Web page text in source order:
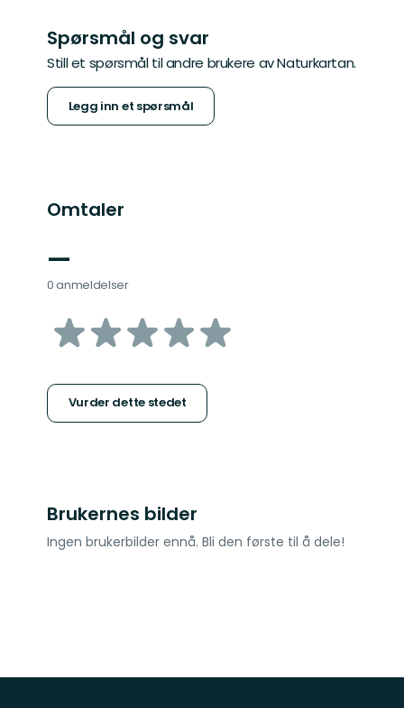
Spørsmål og svar
Still et spørsmål til andre brukere av Naturkartan.
Legg inn et spørsmål
Omtaler
—
0 anmeldelser
av
stjerner
Vurder dette stedet
Brukernes bilder
Ingen brukerbilder ennå. Bli den første til å dele!